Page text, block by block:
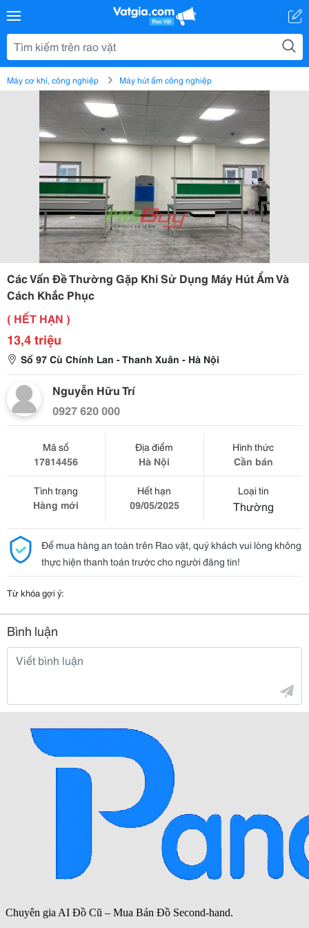
Máy cơ khí, công nghiệp Máy hút ẩm công nghiệp
Các Vấn Đề Thường Gặp Khi Sử Dụng Máy Hút Ẩm Và
Cách Khắc Phục
( HẾT HẠN )
13,4 triệu
Số 97 Cù Chính Lan - Thanh Xuân - Hà Nội
Nguyễn Hữu Trí
0927 620 000
Mã số
17814456
Địa điểm
Hà Nội
Hình thức
Cần bán
Tình trạng
Hàng mới
Hết hạn
09/05/2025
Loại tin
Thường
Để mua hàng an toàn trên Rao vặt, quý khách vui lòng không
thực hiện thanh toán trước cho người đăng tin!
Từ khóa gợi ý:
Bình luận